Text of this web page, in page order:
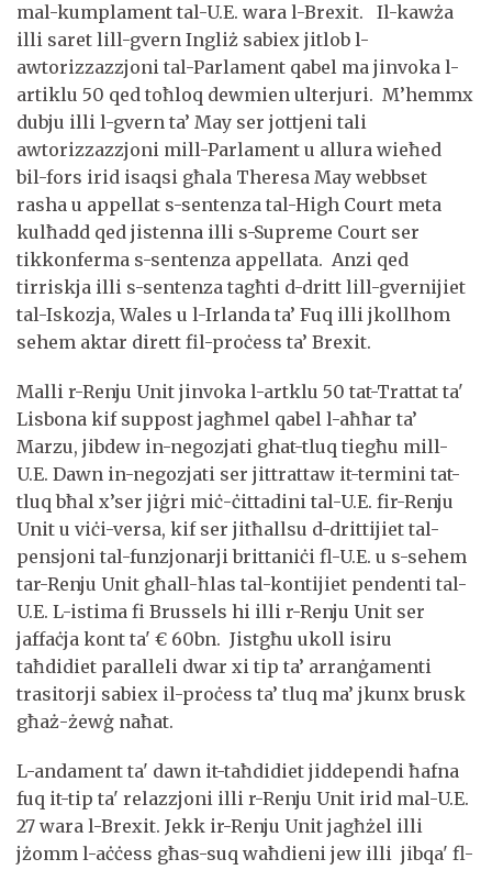
mal-kumplament tal-U.E. wara l-Brexit. Il-kawża
illi saret lill-gvern Ingliż sabiex jitlob l-
awtorizzazzjoni tal-Parlament qabel ma jinvoka l-
artiklu 50 qed toħloq dewmien ulterjuri. M’hemmx
dubju illi l-gvern ta’ May ser jottjeni tali
awtorizzazzjoni mill-Parlament u allura wieħed
bil-fors irid isaqsi għala Theresa May webbset
rasha u appellat s-sentenza tal-High Court meta
kulħadd qed jistenna illi s-Supreme Court ser
tikkonferma s-sentenza appellata. Anzi qed
tirriskja illi s-sentenza tagħti d-dritt lill-gvernijiet
tal-Iskozja, Wales u l-Irlanda ta’ Fuq illi jkollhom
sehem aktar dirett fil-proċess ta’ Brexit.
Malli r-Renju Unit jinvoka l-artklu 50 tat-Trattat ta'
Lisbona kif suppost jagħmel qabel l-aħħar ta’
Marzu, jibdew in-negozjati ghat-tluq tiegħu mill-
U.E. Dawn in-negozjati ser jittrattaw it-termini tat-
tluq bħal x’ser jiġri miċ-ċittadini tal-U.E. fir-Renju
Unit u viċi-versa, kif ser jitħallsu d-drittijiet tal-
pensjoni tal-funzjonarji brittaniċi fl-U.E. u s-sehem
tar-Renju Unit għall-ħlas tal-kontijiet pendenti tal-
U.E. L-istima fi Brussels hi illi r-Renju Unit ser
jaffaċja kont ta' € 60bn. Jistgħu ukoll isiru
taħdidiet paralleli dwar xi tip ta’ arranġamenti
trasitorji sabiex il-proċess ta’ tluq ma’ jkunx brusk
għaż-żewġ naħat.
L-andament ta' dawn it-taħdidiet jiddependi ħafna
fuq it-tip ta' relazzjoni illi r-Renju Unit irid mal-U.E.
27 wara l-Brexit. Jekk ir-Renju Unit jagħżel illi
jżomm l-aċċess għas-suq waħdieni jew illi jibqa' fl-